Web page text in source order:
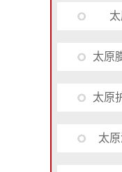
太原
太原
太